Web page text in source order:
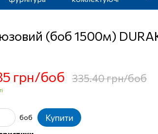
(боб 1500м)
грн/боб 335.40 грн/боб
боб Купити